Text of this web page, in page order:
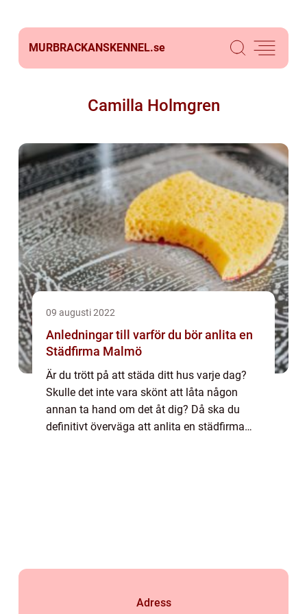
MURBRACKANSKENNEL.se
Camilla Holmgren
09 augusti 2022
Anledningar till varför du bör anlita en
Städfirma Malmö
Är du trött på att städa ditt hus varje dag?
Skulle det inte vara skönt att låta någon
annan ta hand om det åt dig? Då ska du
definitivt överväga att anlita en städfirma
Adress